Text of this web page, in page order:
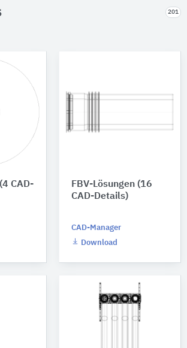
201
CAD-
FBV-Lösungen (16
CAD-Details)
CAD-Manager
Download